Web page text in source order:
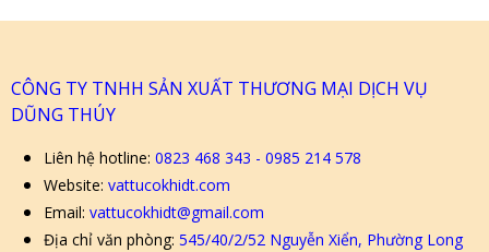
CÔNG TY TNHH SẢN XUẤT THƯƠNG MẠI DỊCH VỤ
DŨNG THÚY
Liên hệ hotline: 0823 468 343 - 0985 214 578
Website: vattucokhidt.com
Email: vattucokhidt@gmail.com
Địa chỉ văn phòng: 545/40/2/52 Nguyễn Xiển, Phường Long